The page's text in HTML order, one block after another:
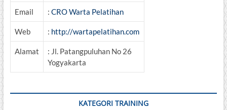
Email : CRO Warta Pelatihan
Web : http://wartapelatihan.com
Alamat
: Jl. Patangpuluhan No 26
Yogyakarta
KATEGORI TRAINING